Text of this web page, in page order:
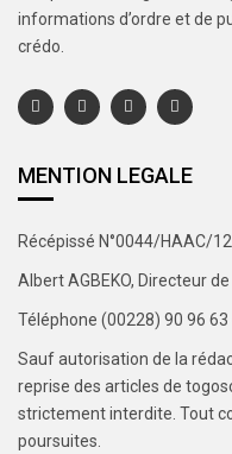
informations d’ordre et de
crédo.
MENTION LEGALE
Récépissé N°0044/HAAC/
Albert AGBEKO, Directeur
Téléphone (00228) 90 96 63
Sauf autorisation de la
reprise des articles de
strictement interdite. Tout
poursuites.